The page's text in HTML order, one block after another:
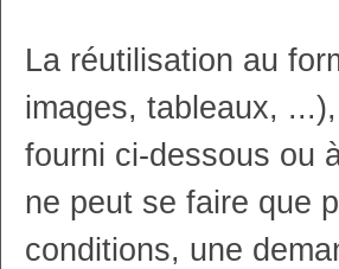
La réutilisation au
images, tableaux,
fourni ci-dessous ou
ne peut se faire que
conditions, une